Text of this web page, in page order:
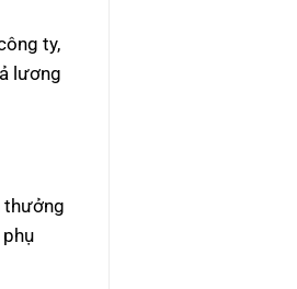
ty,
lương
thưởng